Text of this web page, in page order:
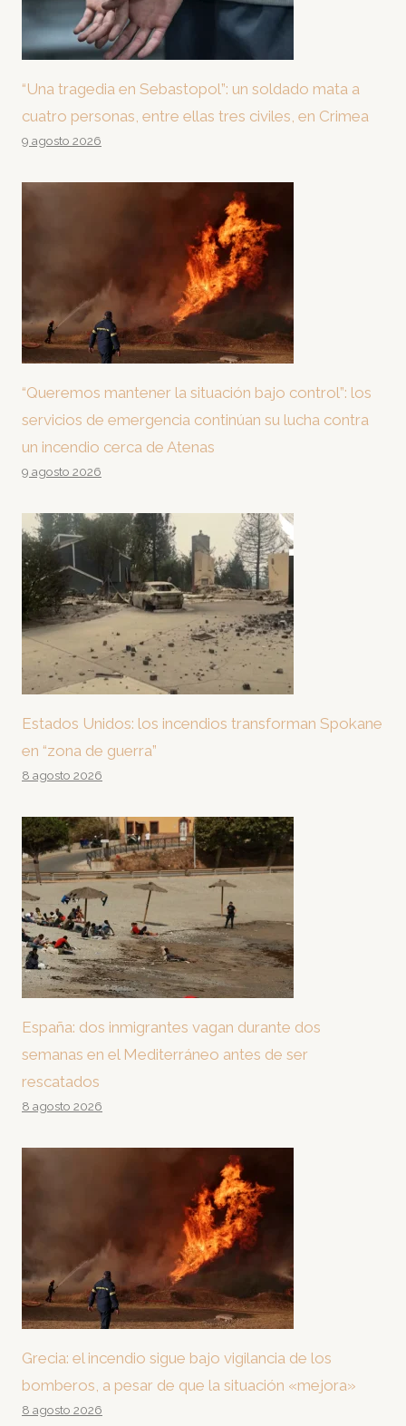
“Una tragedia en Sebastopol”: un soldado mata a
cuatro personas, entre ellas tres civiles, en Crimea
9 agosto 2026
“Queremos mantener la situación bajo control”: los
servicios de emergencia continúan su lucha contra
un incendio cerca de Atenas
9 agosto 2026
Estados Unidos: los incendios transforman Spokane
en “zona de guerra”
8 agosto 2026
España: dos inmigrantes vagan durante dos
semanas en el Mediterráneo antes de ser
rescatados
8 agosto 2026
Grecia: el incendio sigue bajo vigilancia de los
bomberos, a pesar de que la situación «mejora»
8 agosto 2026